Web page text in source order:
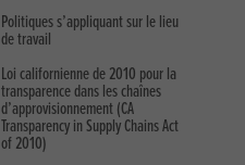
Politiques s’appliquant sur le lieu
de travail
Loi californienne de 2010 pour la
transparence dans les chaînes
d’approvisionnement (CA
Transparency in Supply Chains Act
of 2010)